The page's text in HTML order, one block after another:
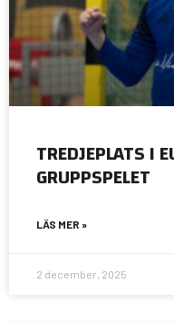
TREDJEPLATS I
GRUPPSPELET
LÄS MER »
2 december, 2025